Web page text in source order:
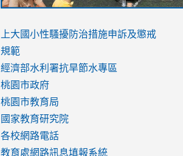
to
https://www.youtube.com/watch?
v=hC_gdZndU9s
to
https://www.youtube.com/watch?
v=hC_gdZndU9s
link
to
https://www.youtube.com/watch?
v=mfpNykQ0g4M
上大國小性騷擾防治措施申訴及懲戒
規範
經濟部水利署抗旱節水專區
桃園市政府
桃園市教育局
國家教育研究院
各校網路電話
教育處網路訊息填報系統